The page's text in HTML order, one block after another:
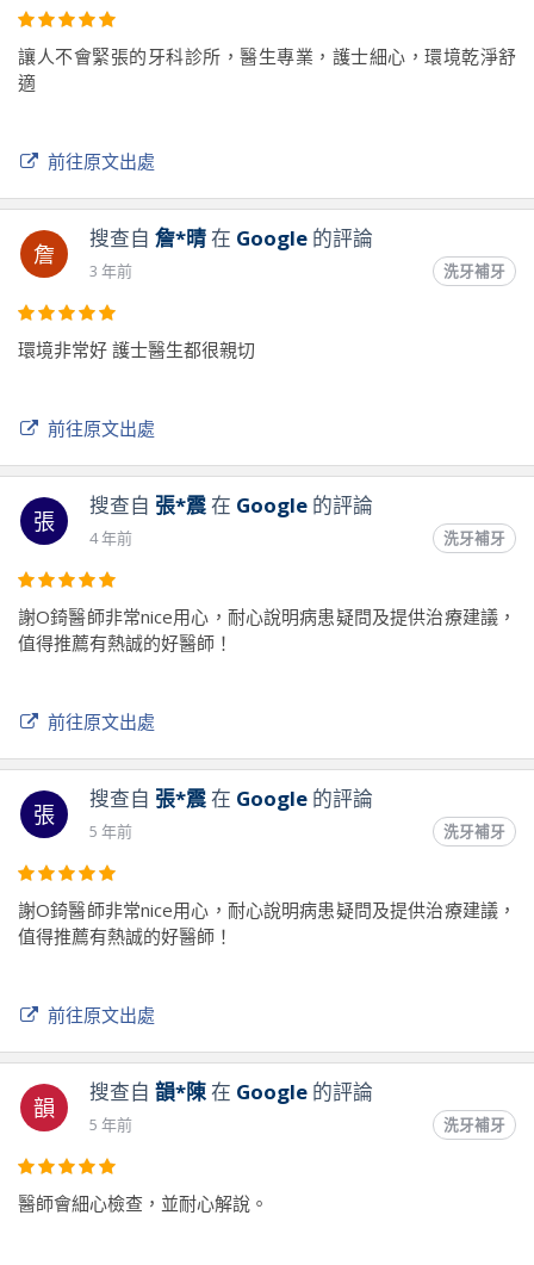
驗！
讓人不會緊張的牙科診所，醫生專業，護士細心，環境乾淨舒
適
前往原文出處
詹
搜查自 詹*晴在 Google的評論
3 年前 洗牙補牙
環境非常好 護士醫生都很親切
前往原文出處
張
搜查自 張*震在 Google的評論
4 年前 洗牙補牙
謝O錡醫師非常nice用心，耐心說明病患疑問及提供治療建議，
值得推薦有熱誠的好醫師！
前往原文出處
張
搜查自 張*震在 Google的評論
5 年前 洗牙補牙
謝O錡醫師非常nice用心，耐心說明病患疑問及提供治療建議，
值得推薦有熱誠的好醫師！
前往原文出處
韻
搜查自 韻*陳在 Google的評論
5 年前 洗牙補牙
醫師會細心檢查，並耐心解說。